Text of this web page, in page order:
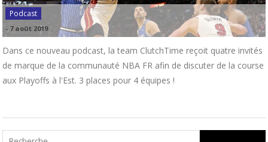
Podcast
- 7 août 2019
Dans ce nouveau podcast, la team ClutchTime reçoit quatre invités
de marque de la communauté NBA FR afin de discuter de la course
aux Playoffs à l'Est. 3 places pour 4 équipes !